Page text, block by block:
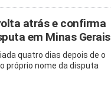
atrás e confirma
em Minas Gerais
quatro dias depois de o
próprio nome da disputa